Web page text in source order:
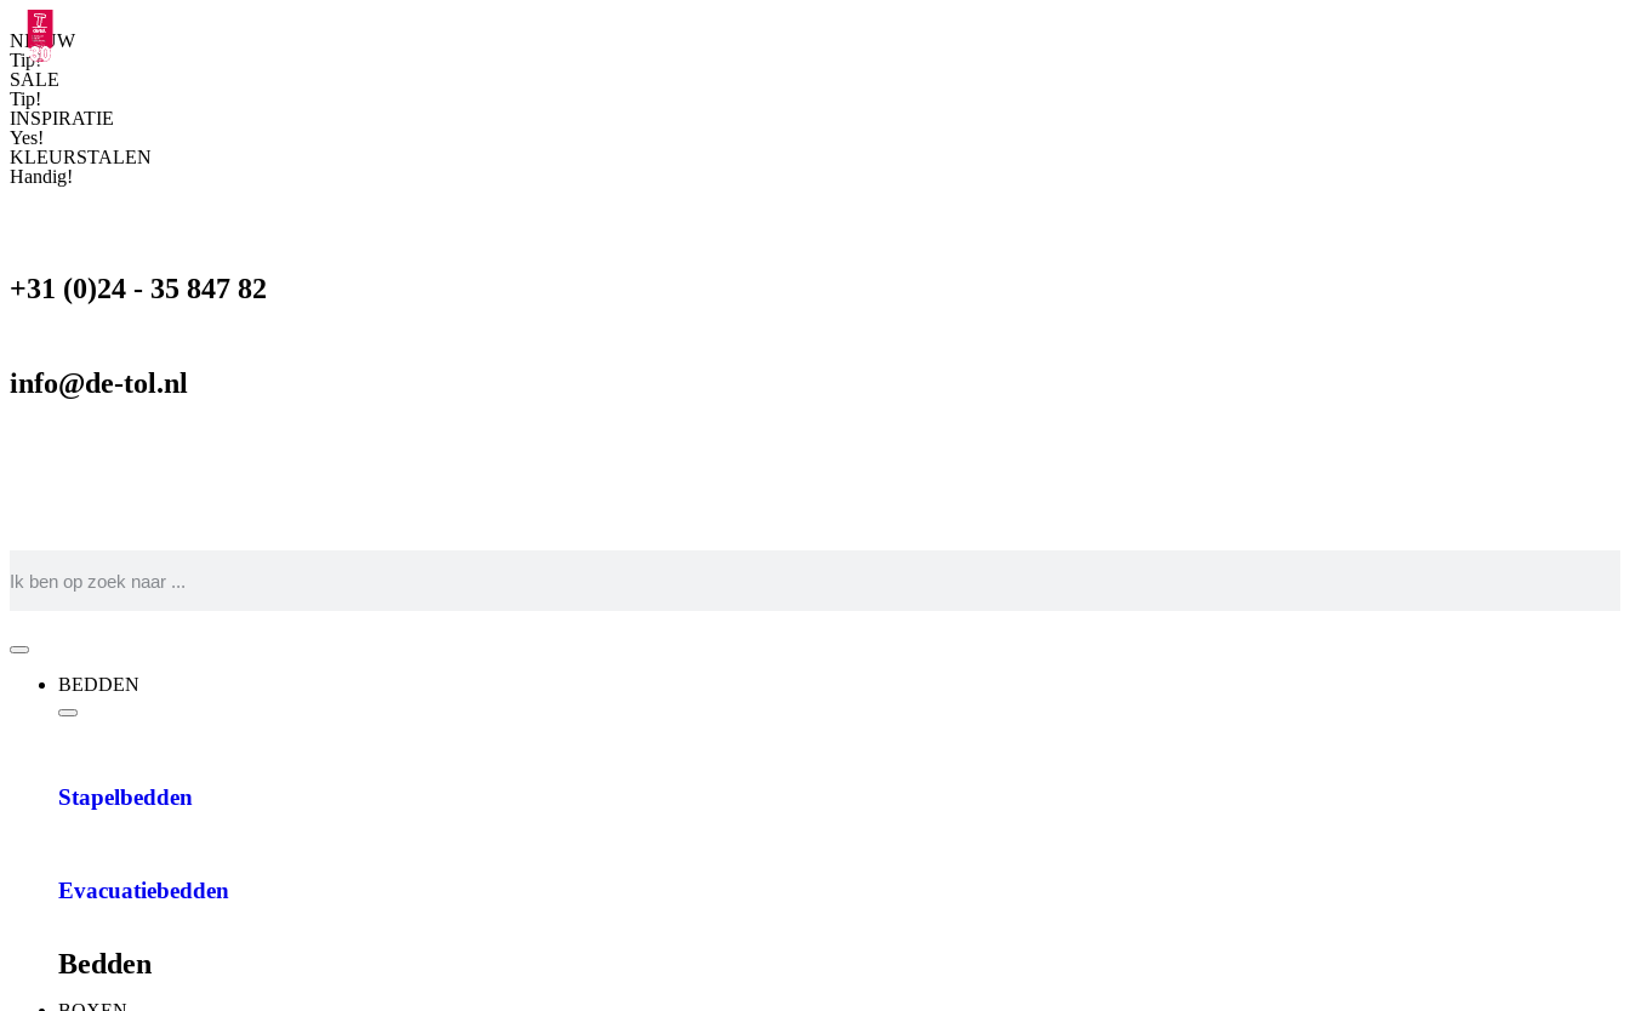
NIEUW
Tip!
SALE
Tip!
INSPIRATIE
Yes!
KLEURSTALEN
Handig!
+31 (0)24 - 35 847 82
info@de-tol.nl
BEDDEN
Stapelbedden
Evacuatiebedden
Bedden